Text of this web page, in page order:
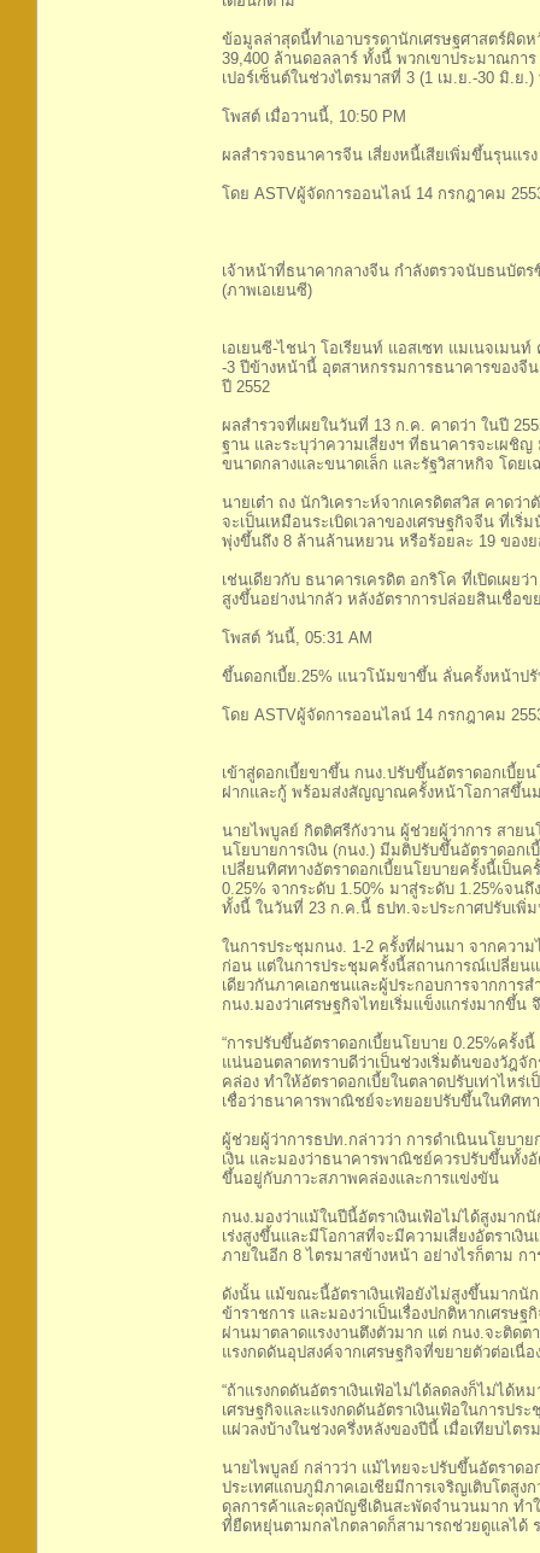
ข้อมูลล่าสุดนี้ทำเอาบรรดานักเศรษฐศาสตร์ผิด
39,400 ล้านดอลลาร์ ทั้งนี้ พวกเขาประมาณกา
เปอร์เซ็นต์ในช่วงไตรมาสที่ 3 (1 เม.ย.-30 มิ.ย
โพสต์ เมื่อวานนี้, 10:50 PM
ผลสำรวจธนาคารจีน เสี่ยงหนี้เสียเพิ่มขึ้นรุนแรง
โดย ASTVผู้จัดการออนไลน์ 14 กรกฎาคม
เจ้าหน้าที่ธนาคากลางจีน กำลังตรวจนับธนบั
(ภาพเอเยนซี)
เอเยนซี-ไชน่า โอเรียนท์ แอสเซท แมเนจเมน
-3 ปีข้างหน้านี้ อุตสาหกรรมการธนาคารของจี
ปี 2552
ผลสำรวจที่เผยในวันที่ 13 ก.ค. คาดว่า ในปี
ฐาน และระบุว่าความเสี่ยงฯ ที่ธนาคารจะเผชิ
ขนาดกลางและขนาดเล็ก และรัฐวิสาหกิจ โดย
นายเต๋า ถง นักวิเคราะห์จากเครดิตสวิส คาดว่
จะเป็นเหมือนระเบิดเวลาของเศรษฐกิจจีน ที่เ
พุ่งขึ้นถึง 8 ล้านล้านหยวน หรือร้อยละ 19 ของ
เช่นเดียวกับ ธนาคารเครดิต อกริโค ที่เปิดเผย
สูงขึ้นอย่างน่ากลัว หลังอัตราการปล่อยสินเชื่อข
โพสต์ วันนี้, 05:31 AM
ขึ้นดอกเบี้ย.25% แนวโน้มขาขึ้น ลั่นครั้งหน้าปรั
โดย ASTVผู้จัดการออนไลน์ 14 กรกฎาคม
เข้าสู่ดอกเบี้ยขาขึ้น กนง.ปรับขึ้นอัตราดอกเบี้ย
ฝากและกู้ พร้อมส่งสัญญาณครั้งหน้าโอกาสขึ้น
นายไพบูลย์ กิตติศรีกังวาน ผู้ช่วยผู้ว่าการ สาย
นโยบายการเงิน (กนง.) มีมติปรับขึ้นอัตราดอก
เปลี่ยนทิศทางอัตราดอกเบี้ยนโยบายครั้งนี้เป็น
0.25% จากระดับ 1.50% มาสู่ระดับ 1.25%จน
ทั้งนี้ ในวันที่ 23 ก.ค.นี้ ธปท.จะประกาศปรับเพิ่
ในการประชุมกนง. 1-2 ครั้งที่ผ่านมา จากควา
ก่อน แต่ในการประชุมครั้งนี้สถานการณ์เปลี่ยน
เดียวกันภาคเอกชนและผู้ประกอบการจากการ
กนง.มองว่าเศรษฐกิจไทยเริ่มแข็งแกร่งมากขึ้น
“การปรับขึ้นอัตราดอกเบี้ยนโยบาย 0.25%ครั้
แน่นอนตลาดทราบดีว่าเป็นช่วงเริ่มต้นของวัฎจั
คล่อง ทำให้อัตราดอกเบี้ยในตลาดปรับเท่าไหร่
เชื่อว่าธนาคารพาณิชย์จะทยอยปรับขึ้นในทิศทา
ผู้ช่วยผู้ว่าการธปท.กล่าวว่า การดำเนินนโยบา
เงิน และมองว่าธนาคารพาณิชย์ควรปรับขึ้นทั้งอั
ขึ้นอยู่กับภาวะสภาพคล่องและการแข่งขัน
กนง.มองว่าแม้ในปีนี้อัตราเงินเฟ้อไม่ได้สูงมาก
เร่งสูงขึ้นและมีโอกาสที่จะมีความเสี่ยงอัตราเ
ภายในอีก 8 ไตรมาสข้างหน้า อย่างไรก็ตาม ก
ดังนั้น แม้ขณะนี้อัตราเงินเฟ้อยังไม่สูงขึ้นมากนั
ข้าราชการ และมองว่าเป็นเรื่องปกติหากเศรษ
ผ่านมาตลาดแรงงานตึงตัวมาก แต่ กนง.จะติดต
แรงกดดันอุปสงค์จากเศรษฐกิจที่ขยายตัวต่อเนื่อ
“ถ้าแรงกดดันอัตราเงินเฟ้อไม่ได้ลดลงก็ไม่ได้
เศรษฐกิจและแรงกดดันอัตราเงินเฟ้อในการป
แผ่วลงบ้างในช่วงครึ่งหลังของปีนี้ เมื่อเทียบไต
นายไพบูลย์ กล่าวว่า แม้ไทยจะปรับขึ้นอัตราดอ
ประเทศแถบภูมิภาคเอเชียมีการเจริญเติบโตสู
ดุลการค้าและดุลบัญชีเดินสะพัดจำนวนมาก ทำ
ที่ยืดหยุ่นตามกลไกตลาดก็สามารถช่วยดูแลได้